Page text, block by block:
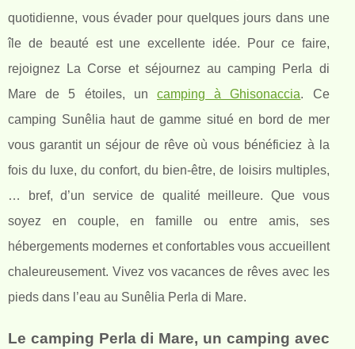
quotidienne, vous évader pour quelques jours dans une
île de beauté est une excellente idée. Pour ce faire,
rejoignez La Corse et séjournez au camping Perla di
Mare de 5 étoiles, un camping à Ghisonaccia. Ce
camping Sunêlia haut de gamme situé en bord de mer
vous garantit un séjour de rêve où vous bénéficiez à la
fois du luxe, du confort, du bien-être, de loisirs multiples,
… bref, d’un service de qualité meilleure. Que vous
soyez en couple, en famille ou entre amis, ses
hébergements modernes et confortables vous accueillent
chaleureusement. Vivez vos vacances de rêves avec les
pieds dans l’eau au Sunêlia Perla di Mare.
Le camping Perla di Mare, un camping avec